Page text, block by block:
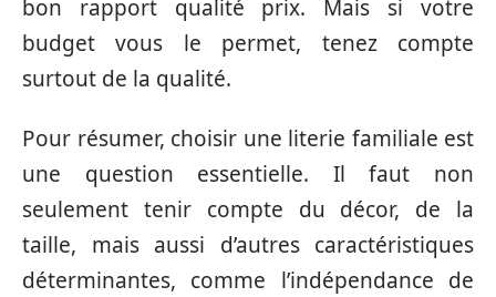
bon rapport qualité prix. Mais si votre
budget vous le permet, tenez compte
surtout de la qualité.
Pour résumer, choisir une literie familiale est
une question essentielle. Il faut non
seulement tenir compte du décor, de la
taille, mais aussi d’autres caractéristiques
déterminantes, comme l’indépendance de